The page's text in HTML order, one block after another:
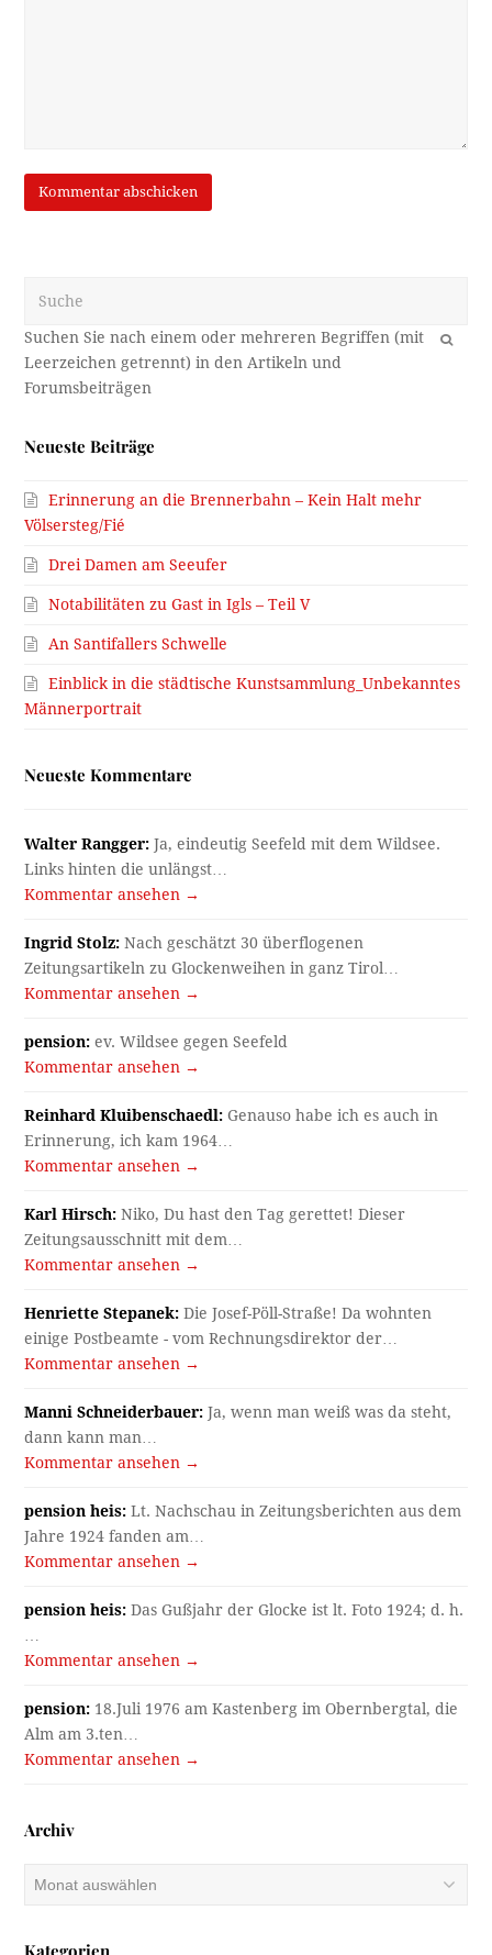
OK
Neueste Beiträge
Erinnerung an die Brennerbahn – Kein Halt mehr
Völsersteg/Fié
Drei Damen am Seeufer
Notabilitäten zu Gast in Igls – Teil V
An Santifallers Schwelle
Einblick in die städtische Kunstsammlung_Unbekanntes
Männerportrait
Neueste Kommentare
Walter Rangger: Ja, eindeutig Seefeld mit dem Wildsee.
Links hinten die unlängst…
Kommentar ansehen →
Ingrid Stolz: Nach geschätzt 30 überflogenen
Zeitungsartikeln zu Glockenweihen in ganz Tirol…
Kommentar ansehen →
pension: ev. Wildsee gegen Seefeld
Kommentar ansehen →
Reinhard Kluibenschaedl: Genauso habe ich es auch in
Erinnerung, ich kam 1964…
Kommentar ansehen →
Karl Hirsch: Niko, Du hast den Tag gerettet! Dieser
Zeitungsausschnitt mit dem…
Kommentar ansehen →
Henriette Stepanek: Die Josef-Pöll-Straße! Da wohnten
einige Postbeamte - vom Rechnungsdirektor der…
Kommentar ansehen →
Manni Schneiderbauer: Ja, wenn man weiß was da steht,
dann kann man…
Kommentar ansehen →
pension heis: Lt. Nachschau in Zeitungsberichten aus dem
Jahre 1924 fanden am…
Kommentar ansehen →
pension heis: Das Gußjahr der Glocke ist lt. Foto 1924; d. h.
…
Kommentar ansehen →
pension: 18.Juli 1976 am Kastenberg im Obernbergtal, die
Alm am 3.ten…
Kommentar ansehen →
Archiv
Archiv